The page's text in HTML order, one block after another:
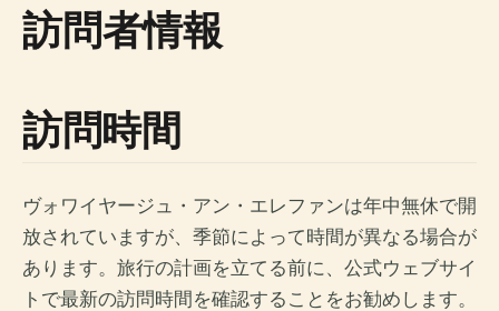
訪問者情報
訪問時間
ヴォワイヤージュ・アン・エレファンは年中無休で開
放されていますが、季節によって時間が異なる場合が
あります。旅行の計画を立てる前に、公式ウェブサイ
トで最新の訪問時間を確認することをお勧めします。